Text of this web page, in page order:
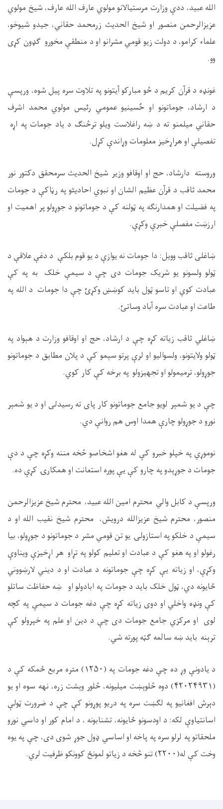
الله عبید، ددې وزارت مرستیالانو مولوي عارف الله عارف، شیخ مولوي
عزیزالرحمن منصور او شیخ الحدیث زرمحمد حقاني، جیدو شیوخو،
علماء کرامو، د دولت زیو قومي مشرانو او د منطقې مخورو ګډون کړی
وو.
غونډه د قرآن کریم د څو مبارکو آیتونو په تلاوت سره پیل شوه، ورپسې
د ارشاد، جوماتونو او حُسینیو عمومي رئيس مولوي محمد اشرف
حقاني میلمنو ته د ښه راغلاست ویلو ترڅنګ د یاد جومات په اړه
تفصیلې او هراړخیز معلومات وړاندې کړل.
وروسته دارشاد، حج او اوقافو وزیر شیخ الحدیث سرمحقق دکتور نور
محمد ثاقب د قرآن عظیم الشان او نبوي احادیثو په رڼاکې د جومات
په فضیلت او همدارنګه په ټولنه کې د جوماتونو د جوړولو پر اهمیت او
ارزښت مفصلې خبرې وکړې.
ښاغلی ثاقب وویل: دا جومات نه یوازې د یو قوم بلکې د دغې علاقې د
ټولو ولسونو یو شریک جومات دی چې د سیمې خلک به په کې
عبادت کوي او تاسو ټول باید کوښښ وکړئ چې دا جومات د الله په
طاعت او عبادت سره آباد وساتئ.
ښاغلي ثاقب زیاته کړه چې د ارشاد، حج او اوقافو وزارت د هېواد په
ټولو ولایتونو، ولسوالیو او لرې پرتو سېمو کې د پلان مطابق د جوماتونو
جوړولو، ترمیمولو او تجهیزولو په برخه کې کار کوي.
چې د یو شمېر لویو جامع جوماتونو کار پای ته رسیدلی او د یو شمېر
نورو د جوړولو چارې همدا اوس هم روانې دي.
نوموړي په خپلو خبرو کې له هغو اشخاصو څخه مننه وکړه چې د دې
جومات د جوړېدو په چارو کې يې پوره استعانت او همکارۍ کړې ده.
ورپسې د کابل والي محترم امین الله عبید، محترم شیخ عزیزالرحمن
منصور، محترم شیخ عزیزالله درویش، محترم شیخ نقیب الله او د
سیمې د خلکو په استازولۍ یو تن قومي مشر د جوماتونو د جوړولو، بیا
رغولو او په هغو کې د عبادت او تعلیم کولو په تړاو هر اړخیزې ویناوې
وکړې، او زیاته يې کړه چې جوماتونه د عبادت او د دیني لارښووني
ځایونه دي، ټول خلک باید د جومات په ابادولو او ښه حفاظت ساتلو
کې ونډه واخلي او دوی زیاته کړه چې دغه جومات د سيمې په کچه
لوی او مرکزي جامع جومات دی چې د دین او علم په خپرولو کې
ترېنه باید ښه سالمه ګټه پورته شي.
د يادونې وړ ده چې دغه جومات په (۱۲۵۰) متره مربع ځمکه کې د
(۴۲۰۲۴۹۳۱) دوه څلوېښت میلیونه، څلور وېشت زره، نهه سوه او یو
دېرش افغانيو په لګښت سره په دریو پوړونو کې چې د ضرورت ټولې
اسانتياوې لکه: د اودسونو ځایونه، تشنابونه ، د امام کور او داسي نورو
ملحقاتو په لرلو سره په پاخه او اساسي ډول جوړ شوی دی، چې په يوه
وخت کې له(۲۲۰۰) تنو څخه د زیاتو لمونځ کوونکو ظرفیت لري.